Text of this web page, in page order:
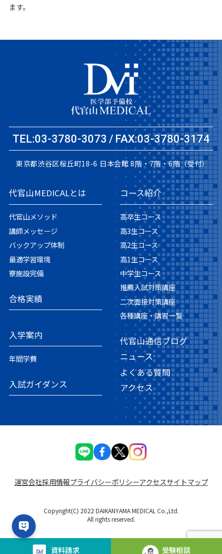
ます。
TEL:03-3780-3073 FAX:03-3780-3174
東京都渋谷区桜丘町18-6 日本会館 8階・7階・6階（受付）
代官山MEDICALとは
代官山メソッド
講師メッセージ
バックアップ体制
最適学習環境
寮施設完備
コース紹介
高卒生コース
高3生コース
高2生コース
高1生コース
中学生コース
推薦入試対策講座
二次面接対策講座
各種講座・講習一覧
合格実績
入学案内
年間学費
入試ガイダンス
代官山通信ブログ
ニュース
よくある質問
アクセス
運営会社採⽤情報プライバシーポリシーアクセスサイトマップ
Copyright(C) 2022 DAIKANYAMA MEDICAL Co.,Ltd.
All rights reserved.
資料請求 受験相談